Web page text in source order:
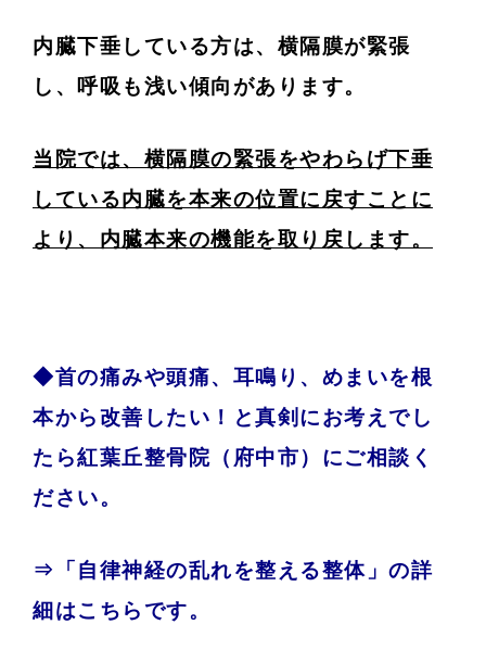
内臓下垂している方は、横隔膜が緊張
し、呼吸も浅い傾向があります。
当院では、横隔膜の緊張をやわらげ下垂
している内臓を本来の位置に戻すことに
より、内臓本来の機能を取り戻します。
◆首の痛みや頭痛、耳鳴り、めまいを根
本から改善したい！と真剣にお考えでし
たら紅葉丘整骨院（府中市）にご相談く
ださい。
⇒「自律神経の乱れを整える整体」の詳
細はこちらです。